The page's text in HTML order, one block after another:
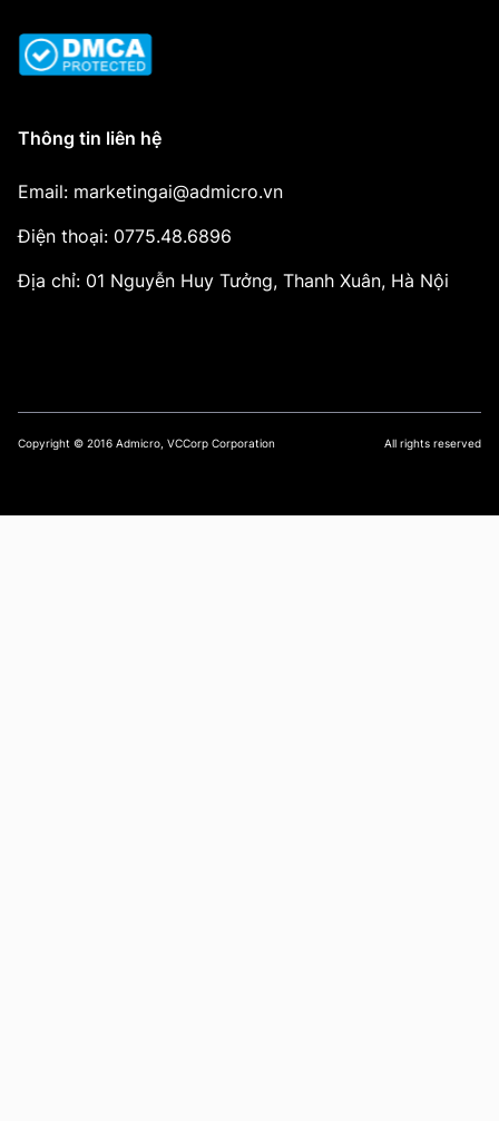
Thông tin liên hệ
Email: marketingai@admicro.vn
Điện thoại: 0775.48.6896
Địa chỉ: 01 Nguyễn Huy Tưởng, Thanh Xuân, Hà Nội
Copyright © 2016 Admicro, VCCorp Corporation All rights reserved